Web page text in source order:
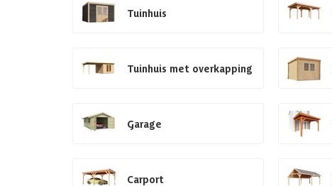
Tuinhuis
Tuinhuis met overkapping
Garage
Carport